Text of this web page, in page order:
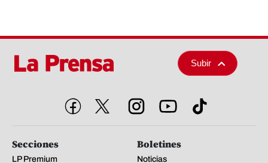
Subir
Secciones
LP Premium
Boletines
Noticias